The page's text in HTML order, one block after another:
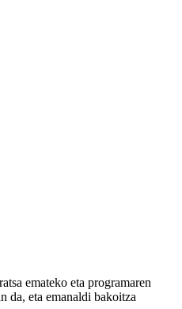
emateko eta programaren
da, eta emanaldi bakoitza